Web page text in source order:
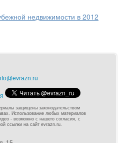
недвижимости в 2012
защищены законодательством
Использование любых материалов
- возможно с нашего согласия, с
ссылки на сайт evrazn.ru.